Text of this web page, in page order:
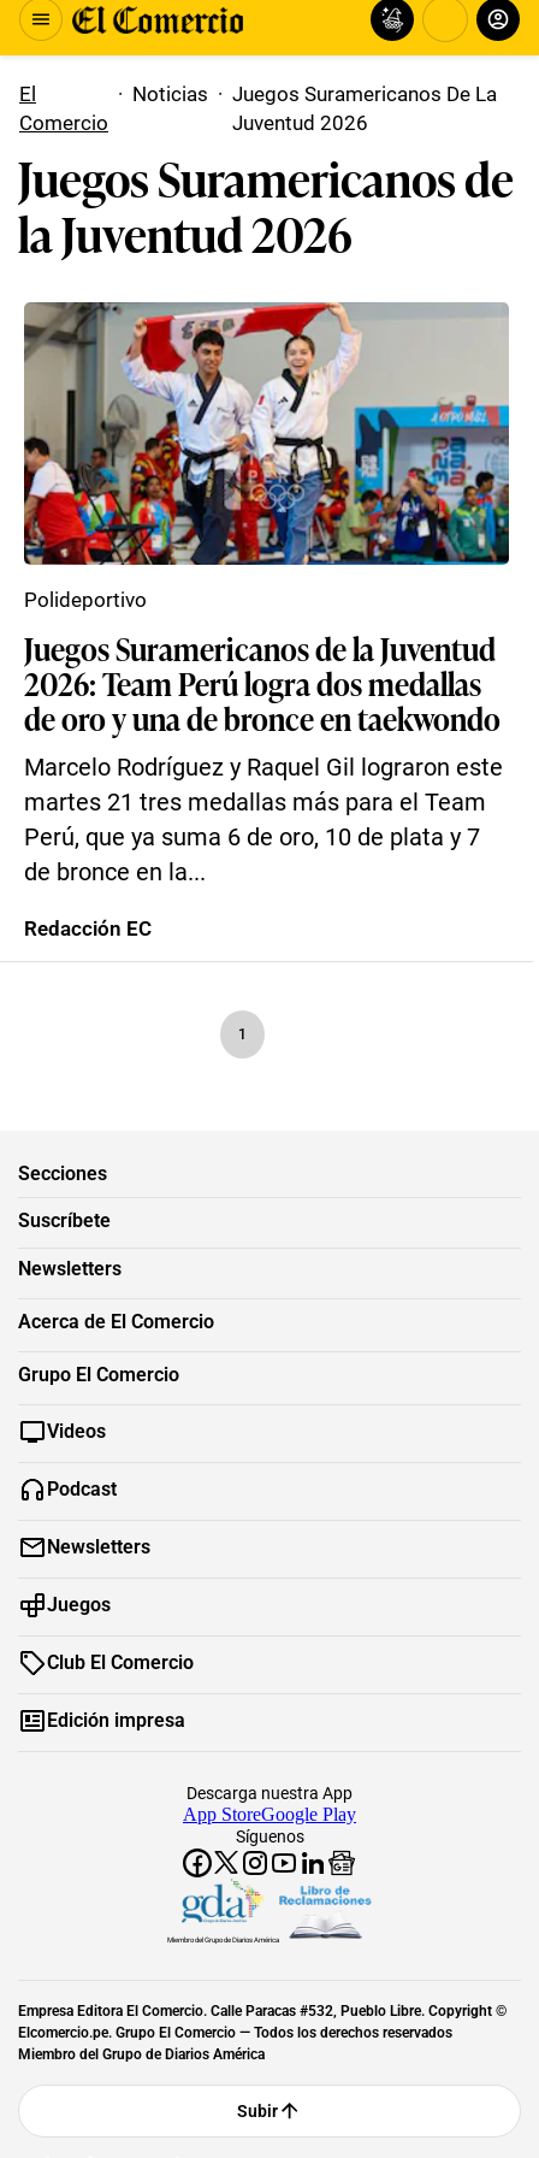
El
Comercio
· Noticias · Juegos Suramericanos De La
Juventud 2026
Juegos Suramericanos de
la Juventud 2026
Juegos Suramericanos de la Juventud
2026: Team Perú logra dos medallas
de oro y una de bronce en taekwondo
Marcelo Rodríguez y Raquel Gil lograron este
martes 21 tres medallas más para el Team
Perú, que ya suma 6 de oro, 10 de plata y 7
de bronce en la...
Polideportivo
Redacción EC
1
Secciones
Suscríbete
Newsletters
Acerca de El Comercio
Grupo El Comercio
Videos
Podcast
Newsletters
Juegos
Club El Comercio
Edición impresa
Síguenos
Descarga nuestra App
App StoreGoogle Play
Miembro del Grupo de Diarios América
Empresa Editora El Comercio. Calle Paracas #532, Pueblo Libre. Copyright ©
Elcomercio.pe. Grupo El Comercio — Todos los derechos reservados
Miembro del Grupo de Diarios América
Subir